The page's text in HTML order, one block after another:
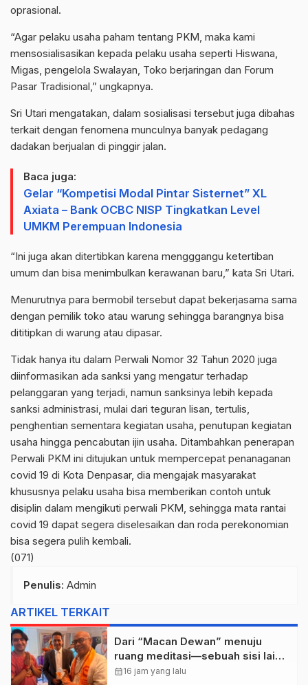
oprasional.
“Agar pelaku usaha paham tentang PKM, maka kami
mensosialisasikan kepada pelaku usaha seperti Hiswana,
Migas, pengelola Swalayan, Toko berjaringan dan Forum
Pasar Tradisional,” ungkapnya.
Sri Utari mengatakan, dalam sosialisasi tersebut juga dibahas
terkait dengan fenomena munculnya banyak pedagang
dadakan berjualan di pinggir jalan.
Baca juga:
Gelar “Kompetisi Modal Pintar Sisternet” XL
Axiata – Bank OCBC NISP Tingkatkan Level
UMKM Perempuan Indonesia
“Ini juga akan ditertibkan karena mengggangu ketertiban
umum dan bisa menimbulkan kerawanan baru,” kata Sri Utari.
Menurutnya para bermobil tersebut dapat bekerjasama sama
dengan pemilik toko atau warung sehingga barangnya bisa
dititipkan di warung atau dipasar.
Tidak hanya itu dalam Perwali Nomor 32 Tahun 2020 juga
diinformasikan ada sanksi yang mengatur terhadap
pelanggaran yang terjadi, namun sanksinya lebih kepada
sanksi administrasi, mulai dari teguran lisan, tertulis,
penghentian sementara kegiatan usaha, penutupan kegiatan
usaha hingga pencabutan ijin usaha. Ditambahkan penerapan
Perwali PKM ini ditujukan untuk mempercepat penanaganan
covid 19 di Kota Denpasar, dia mengajak masyarakat
khususnya pelaku usaha bisa memberikan contoh untuk
disiplin dalam mengikuti perwali PKM, sehingga mata rantai
covid 19 dapat segera diselesaikan dan roda perekonomian
bisa segera pulih kembali.
(071)
Penulis: Admin
ARTIKEL TERKAIT
Dari “Macan Dewan” menuju
ruang meditasi—sebuah sisi lain I
Dewa Nyoman Rai Bertemu Baba
calendar_month16 jam yang lalu